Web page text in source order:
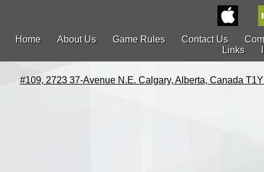
Home About Us Game Rules Contact Us
Links
#109, 2723 37-Avenue N.E. Calgary, Alberta, Canada